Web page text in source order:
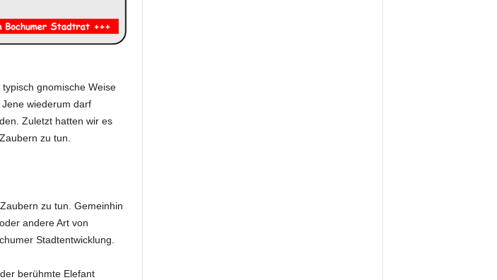
gnomische Weise
wiederum darf
Zuletzt hatten wir es
zu tun.
zu tun. Gemeinhin
andere Art von
Stadtentwicklung.
berühmte Elefant